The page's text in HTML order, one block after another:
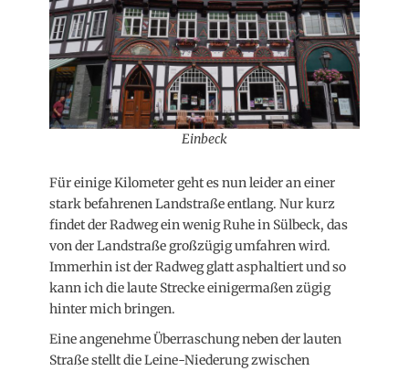
Einbeck
Für einige Kilometer geht es nun leider an einer
stark befahrenen Landstraße entlang. Nur kurz
findet der Radweg ein wenig Ruhe in Sülbeck, das
von der Landstraße großzügig umfahren wird.
Immerhin ist der Radweg glatt asphaltiert und so
kann ich die laute Strecke einigermaßen zügig
hinter mich bringen.
Eine angenehme Überraschung neben der lauten
Straße stellt die Leine-Niederung zwischen